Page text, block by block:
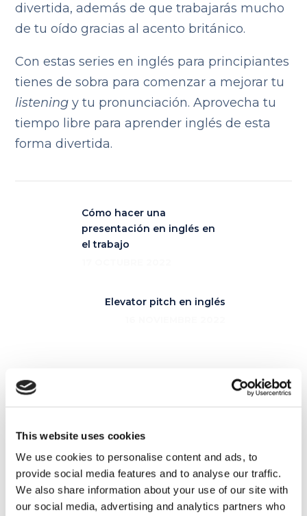
This website uses cookies
We use cookies to personalise content and ads, to
provide social media features and to analyse our traffic.
We also share information about your use of our site with
our social media, advertising and analytics partners who
divertida, además de que trabajarás mucho
de tu oído gracias al acento británico.
Con estas series en inglés para principiantes
tienes de sobra para comenzar a mejorar tu
listening y tu pronunciación. Aprovecha tu
tiempo libre para aprender inglés de esta
forma divertida.
Cómo hacer una
presentación en inglés en
el trabajo
Elevator pitch en inglés
Artículos relacionados
11
FEB